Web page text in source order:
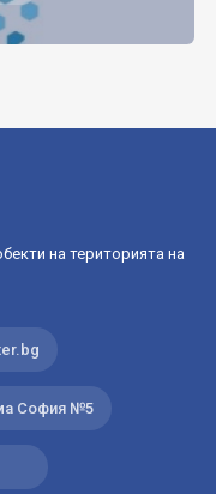
на територията на
София №5